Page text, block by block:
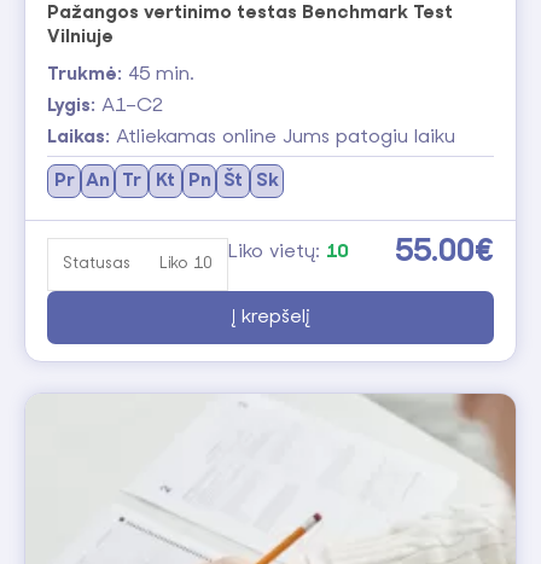
Pažangos vertinimo testas Benchmark Test
Vilniuje
Trukmė: 45 min.
Lygis: A1–C2
Laikas: Atliekamas online Jums patogiu laiku
Pr An Tr Kt Pn Št Sk
Statusas Liko 10 55.00€
Liko vietų: 10
Į krepšelį